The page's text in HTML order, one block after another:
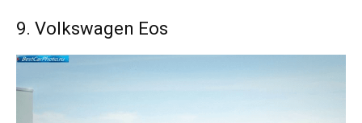
9. Volkswagen Eos